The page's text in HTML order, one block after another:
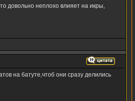
довольно неплохо влияет на икры,
на батуте,чтоб они сразу делились